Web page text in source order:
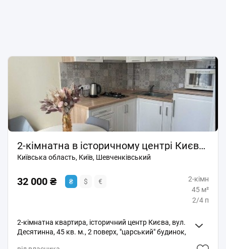
2-кімнатна в історичному центрі Києва (безпечна, затишна).
Київська область, Київ, Шевченківський
32 000 ₴ ₴ $ €
2-кімн
45 м²
2/4 п
2-кімнатна квартира, історичний центр Києва, вул.
Десятинна, 45 кв. м., 2 поверх, "царський" будинок,